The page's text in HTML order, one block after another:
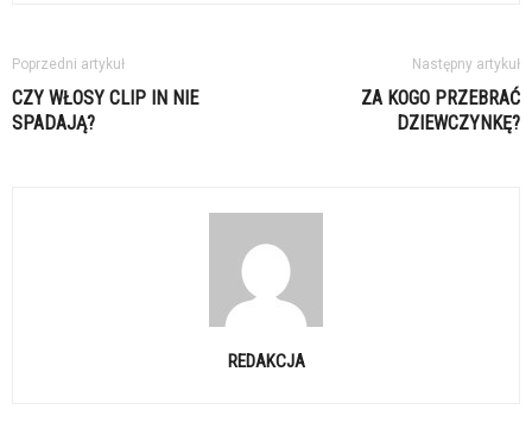
Poprzedni artykuł
CZY WŁOSY CLIP IN NIE
SPADAJĄ?
Następny artykuł
ZA KOGO PRZEBRAĆ
DZIEWCZYNKĘ?
REDAKCJA